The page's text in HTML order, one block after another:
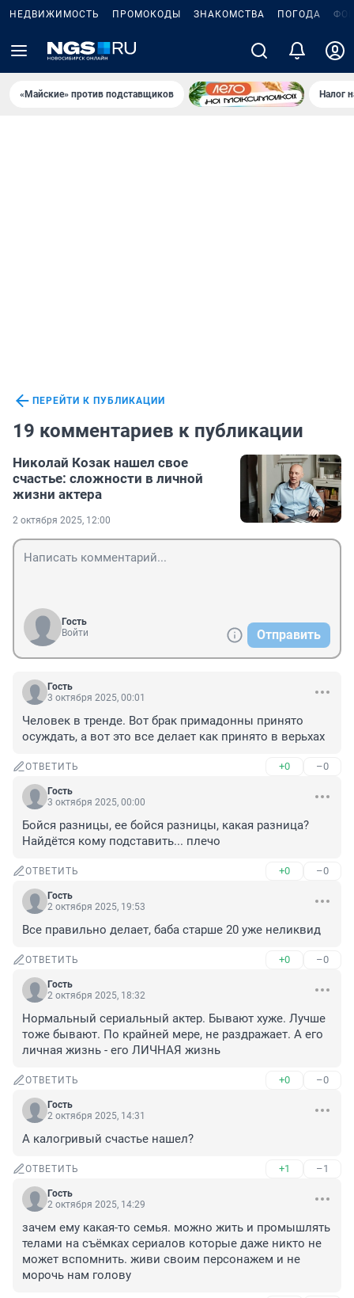
НЕДВИЖИМОСТЬ ПРОМОКОДЫ ЗНАКОМСТВА ПОГОДА
«Майские» против подставщиков Налог
ПЕРЕЙТИ К ПУБЛИКАЦИИ
19 комментариев к публикации
Николай Козак нашел свое
счастье: сложности в личной
жизни актера
2 октября 2025, 12:00
Гость
Войти
Отправить
Гость
3 октября 2025, 00:01
Человек в тренде. Вот брак примадонны принято
осуждать, а вот это все делает как принято в верьхах
ОТВЕТИТЬ +0 –0
Гость
3 октября 2025, 00:00
Бойся разницы, ее бойся разницы, какая разница?
Найдётся кому подставить... плечо
ОТВЕТИТЬ +0 –0
Гость
2 октября 2025, 19:53
Все правильно делает, баба старше 20 уже неликвид
ОТВЕТИТЬ +0 –0
Гость
2 октября 2025, 18:32
Нормальный сериальный актер. Бывают хуже. Лучше
тоже бывают. По крайней мере, не раздражает. А его
личная жизнь - его ЛИЧНАЯ жизнь
ОТВЕТИТЬ +0 –0
Гость
2 октября 2025, 14:31
А калогривый счастье нашел?
ОТВЕТИТЬ +1 –1
Гость
2 октября 2025, 14:29
зачем ему какая-то семья. можно жить и промышлять
телами на съёмках сериалов которые даже никто не
может вспомнить. живи своим персонажем и не
морочь нам голову